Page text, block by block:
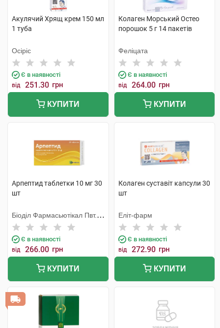
Акулячий Хрящ крем 150 мл
1 туба
Осіріс
Є в наявності
від 251.30 грн
КУПИТИ
Колаген Морський Остео
порошок 5 г 14 пакетів
Феліцата
Є в наявності
від 264.00 грн
КУПИТИ
Арпептид таблетки 10 мг 30
шт
Біоділ Фармасьютікал Пвт.
Лтд.
Є в наявності
від 266.00 грн
КУПИТИ
Колаген суставіт капсули 30
шт
Еліт-фарм
Є в наявності
від 272.90 грн
КУПИТИ